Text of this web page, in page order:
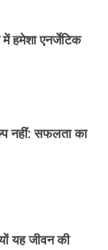
हमेशा एनर्जेटिक
नहीं: सफलता का
यह जीवन की